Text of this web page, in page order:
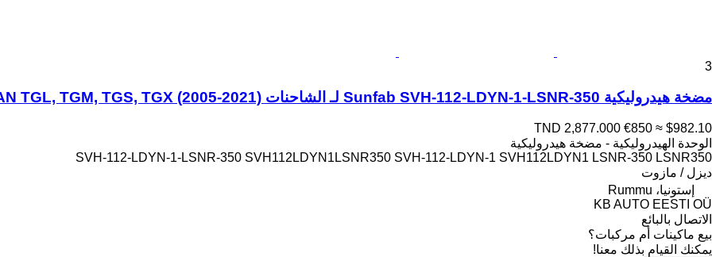
3
مضخة هيدروليكية Sunfab SVH-112-LDYN-1-LSNR-350 لـ الشاحنات MAN TGL, TGM, TGS, TGX (2005-2021)
TND 2,877.000 €850 ≈ $982.10
الوحدة الهيدروليكية - مضخة هيدروليكية
SVH-112-LDYN-1-LSNR-350 SVH112LDYN1LSNR350 SVH-112-LDYN-1 SVH112LDYN1 LSNR-350 LSNR350
ديزل / مازوت
إستونيا، Rummu
KB AUTO EESTI OÜ
الاتصال بالبائع
بيع ماكينات أم مركبات؟
يمكنك القيام بذلك معنا!